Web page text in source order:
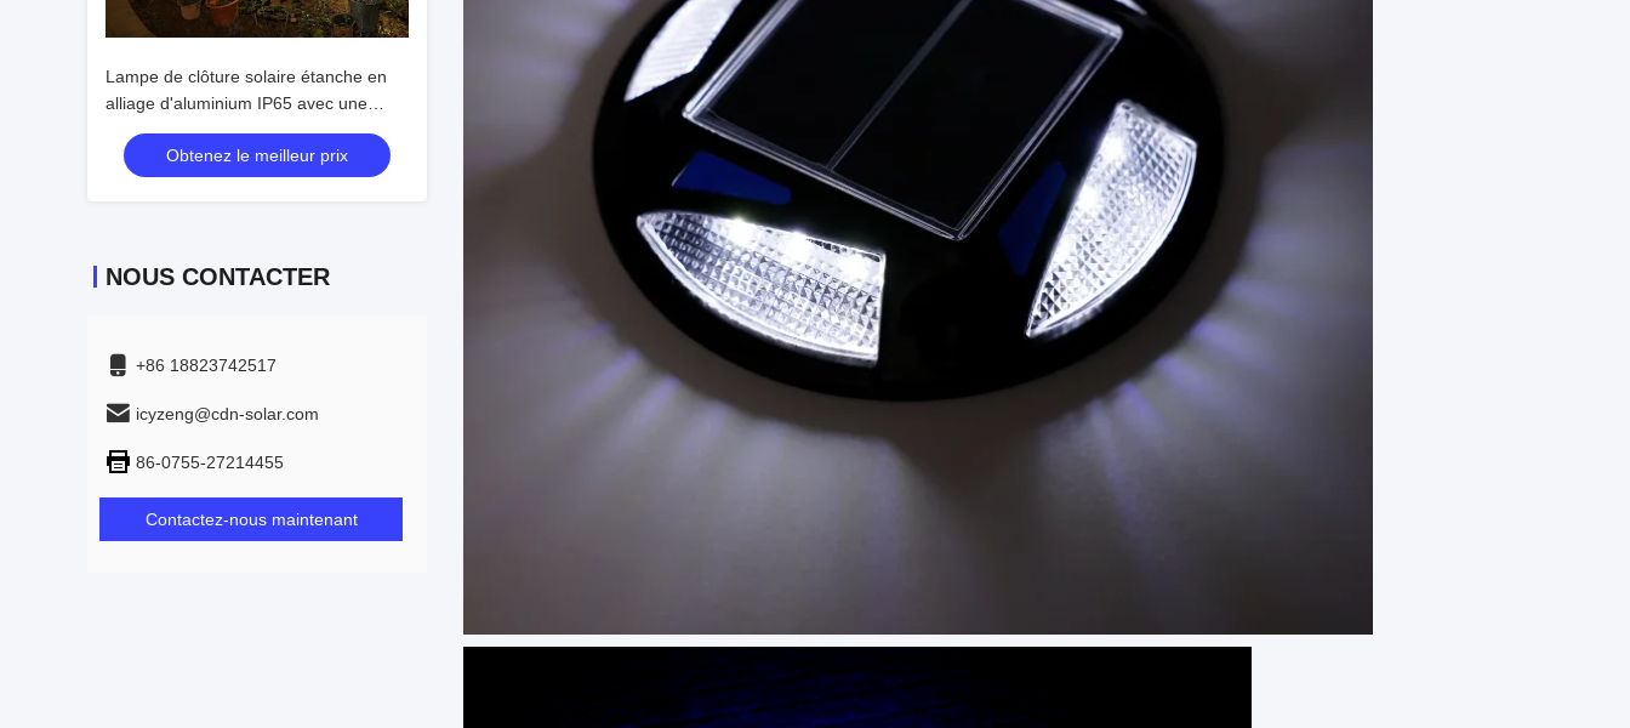
Lampe de clôture solaire étanche en
alliage d'aluminium IP65 avec une
durée de vie de 50 000 heures et une
tension d'entrée de 2 V
Obtenez le meilleur prix
NOUS CONTACTER
+86 18823742517
icyzeng@cdn-solar.com
86-0755-27214455
Contactez-nous maintenant